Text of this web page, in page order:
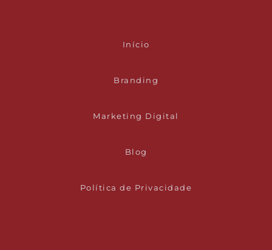
Início
Branding
Marketing Digital
Blog
Política de Privacidade